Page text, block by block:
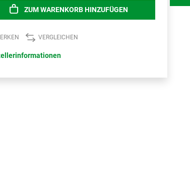
ZUM WARENKORB HINZUFÜGEN
VERGLEICHEN